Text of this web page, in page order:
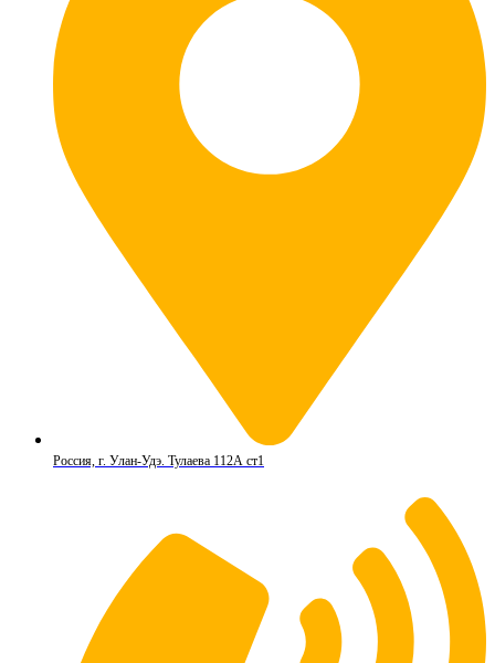
Россия, г. Улан-Удэ. Тулаева 112А ст1